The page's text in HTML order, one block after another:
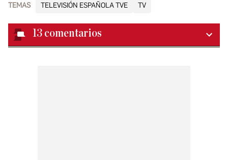
TEMAS TELEVISIÓN ESPAÑOLA TVE TV
13 comentarios